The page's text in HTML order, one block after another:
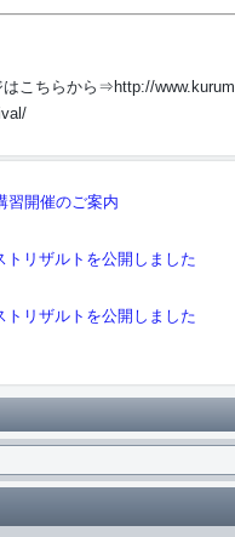
はこちらから⇒http://
習開催のご案内
トリザルトを公開しました
トリザルトを公開しました